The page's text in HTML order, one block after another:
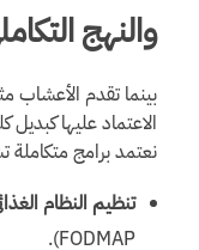
والنهج
بينما تقدم الأعشاب
الاعتماد عليها كبديل
نعتمد برامج
تنظيم النظام
FODMAP).